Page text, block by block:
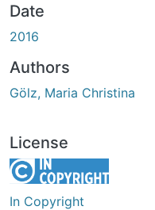
Date
2016
Authors
Gölz, Maria Christina
License
In Copyright